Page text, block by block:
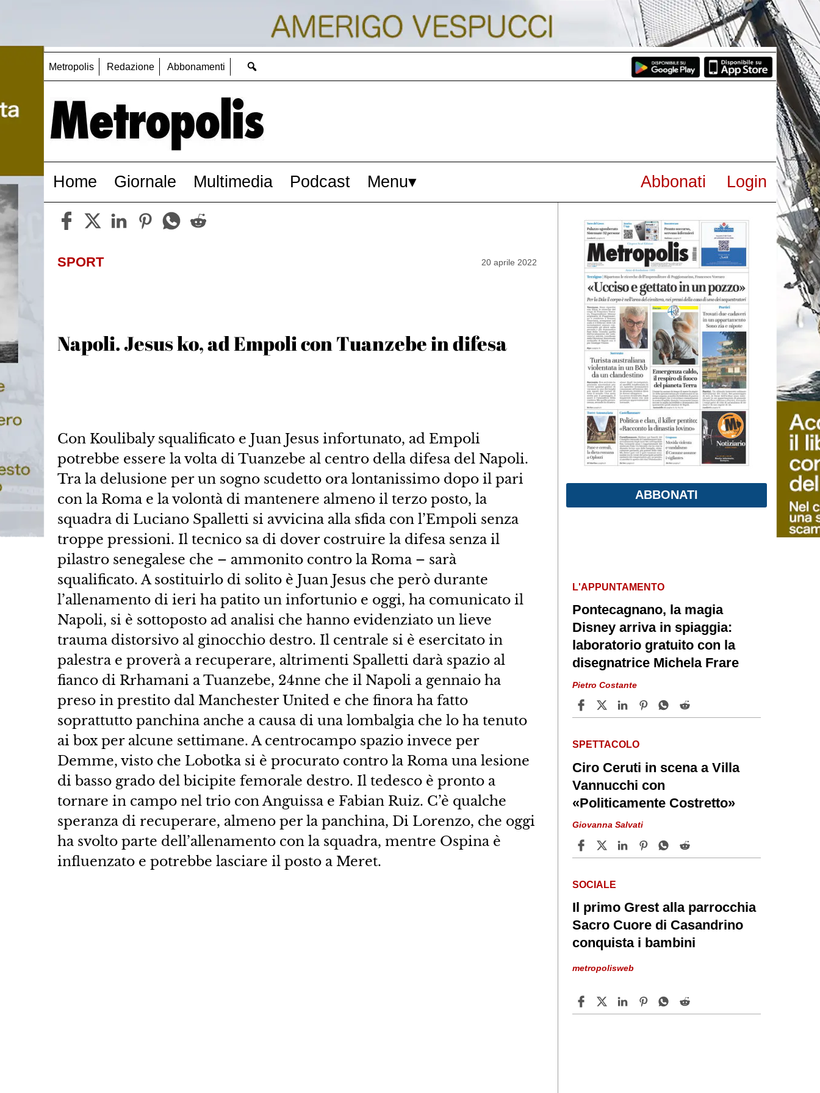
Metropolis Redazione Abbonamenti
Home Giornale Multimedia Podcast Menu Abbonati Login
SPORT 20 aprile 2022
Napoli. Jesus ko, ad Empoli con Tuanzebe in difesa
Con Koulibaly squalificato e Juan Jesus infortunato, ad Empoli
potrebbe essere la volta di Tuanzebe al centro della difesa del Napoli.
Tra la delusione per un sogno scudetto ora lontanissimo dopo il pari
con la Roma e la volontà di mantenere almeno il terzo posto, la
squadra di Luciano Spalletti si avvicina alla sfida con l’Empoli senza
troppe pressioni. Il tecnico sa di dover costruire la difesa senza il
pilastro senegalese che – ammonito contro la Roma – sarà
squalificato. A sostituirlo di solito è Juan Jesus che però durante
l’allenamento di ieri ha patito un infortunio e oggi, ha comunicato il
Napoli, si è sottoposto ad analisi che hanno evidenziato un lieve
trauma distorsivo al ginocchio destro. Il centrale si è esercitato in
palestra e proverà a recuperare, altrimenti Spalletti darà spazio al
fianco di Rrhamani a Tuanzebe, 24nne che il Napoli a gennaio ha
preso in prestito dal Manchester United e che finora ha fatto
soprattutto panchina anche a causa di una lombalgia che lo ha tenuto
ai box per alcune settimane. A centrocampo spazio invece per
Demme, visto che Lobotka si è procurato contro la Roma una lesione
di basso grado del bicipite femorale destro. Il tedesco è pronto a
tornare in campo nel trio con Anguissa e Fabian Ruiz. C’è qualche
speranza di recuperare, almeno per la panchina, Di Lorenzo, che oggi
ha svolto parte dell’allenamento con la squadra, mentre Ospina è
influenzato e potrebbe lasciare il posto a Meret.
ABBONATI
L'APPUNTAMENTO
Pontecagnano, la magia
Disney arriva in spiaggia:
laboratorio gratuito con la
disegnatrice Michela Frare
Pietro Costante
SPETTACOLO
Ciro Ceruti in scena a Villa
Vannucchi con
«Politicamente Costretto»
Giovanna Salvati
SOCIALE
Il primo Grest alla parrocchia
Sacro Cuore di Casandrino
conquista i bambini
metropolisweb